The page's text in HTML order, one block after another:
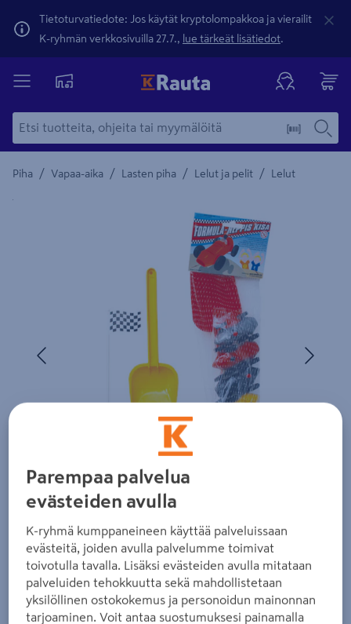
Tietoturvatiedote: Jos käytät kryptolompakkoa ja vierailit
K-ryhmän verkkosivuilla 27.7., lue tärkeät lisätiedot.
Piha / Vapaa-aika / Lasten piha / Lelut ja pelit / Lelut
Yksityiskohtainen kuvaus löytyy Tuotteen kuvaus -
Zoomaa kuvaa sormilla kosketusnäytöllä
Parempaa palvelua
evästeiden avulla
K-ryhmä kumppaneineen käyttää palveluissaan
evästeitä, joiden avulla palvelumme toimivat
toivotulla tavalla. Lisäksi evästeiden avulla mitataan
palveluiden tehokkuutta sekä mahdollistetaan
yksilöllinen ostokokemus ja personoidun mainonnan
tarjoaminen. Voit antaa suostumuksesi painamalla